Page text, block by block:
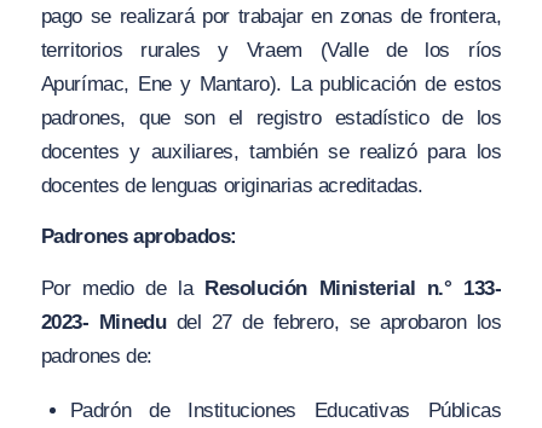
pago se realizará por trabajar en zonas de frontera,
territorios rurales y Vraem (Valle de los ríos
Apurímac, Ene y Mantaro). La publicación de estos
padrones, que son el registro estadístico de los
docentes y auxiliares, también se realizó para los
docentes de lenguas originarias acreditadas.
Padrones aprobados:
Por medio de la Resolución Ministerial n.° 133-
2023- Minedudel 27 de febrero, se aprobaron los
padrones de:
Padrón de Instituciones Educativas Públicas